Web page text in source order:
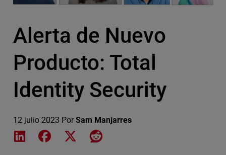
Alerta de Nuevo
Producto: Total
Identity Security
12 julio 2023 Por Sam Manjarres
Share on LinkedIn
Share on Facebook
Share on XShare on Reddit